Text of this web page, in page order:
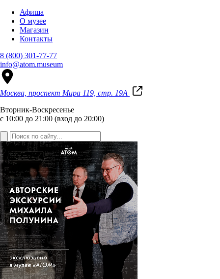
Афиша
О музее
Магазин
Контакты
8 (800) 301-77-77
info@atom.museum
Москва, проспект Мира 119, стр. 19А
Вторник-Воскресенье
с 10:00 до 21:00 (вход до 20:00)